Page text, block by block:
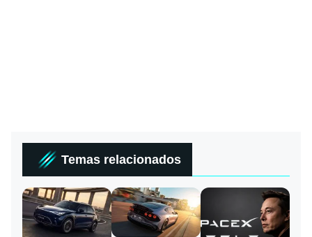
Temas relacionados